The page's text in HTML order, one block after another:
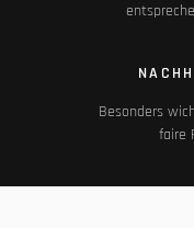
Besonders
faire